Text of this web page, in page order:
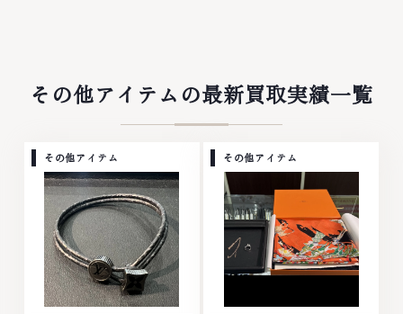
腕時計、多くのお品物の高価買取
点一点丁寧に無料で査定します。
お気軽にご連絡ください。TEL:
0120-959-764営業時間: 10:00
～19:00定休日: 年中無休
お品物の高価買取りを実現してお
料で査定します。お気軽にご連絡
ください。TEL: 0120-959-
764営業時間: 10:00～19:00定
休日: 年中無休
その他アイテムの最新買取実績一覧
その他アイテム その他アイテム